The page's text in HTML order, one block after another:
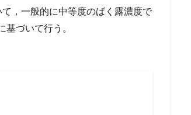
，一般的に中等度のばく露濃度で
づいて行う。